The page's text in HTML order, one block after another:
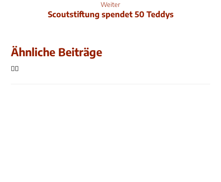
Weiter
Scoutstiftung spendet 50 Teddys
Ähnliche Beiträge